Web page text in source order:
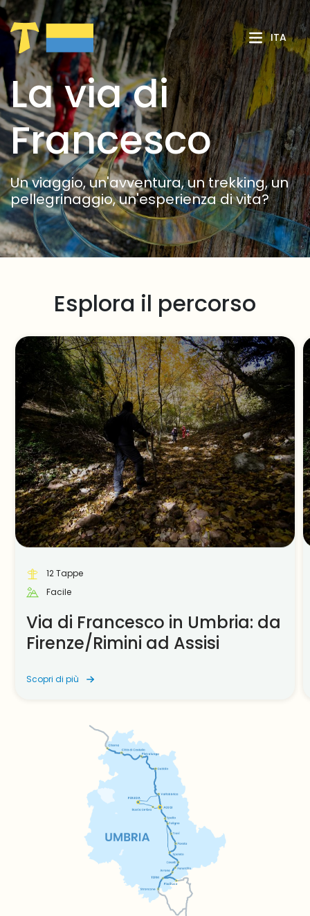
Skip to Main Content
ITA
La via di
Francesco
Un viaggio, un'avventura, un trekking, un
pellegrinaggio, un'esperienza di vita?
Esplora il percorso
12 Tappe
Facile
Via di Francesco in Umbria: da
Firenze/Rimini ad Assisi
Scopri di più